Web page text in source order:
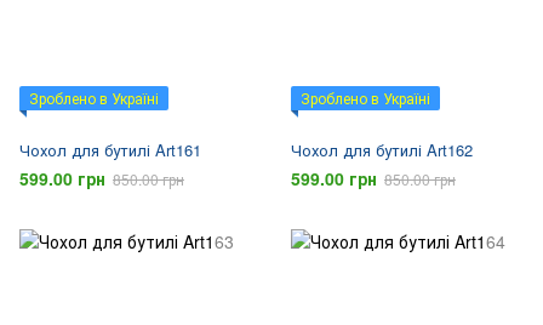
Зроблено в Україні
Чохол для бутилі Art161
599.00 грн 850.00 грн
Зроблено в Україні
Чохол для бутилі Art162
599.00 грн 850.00 грн